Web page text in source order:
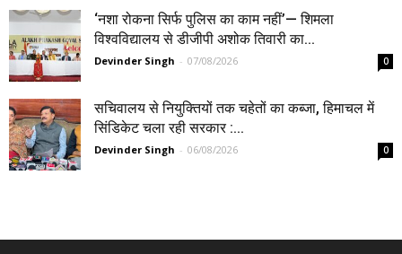
‘नशा रोकना सिर्फ पुलिस का काम नहीं’— शिमला
विश्वविद्यालय से डीजीपी अशोक तिवारी का...
Devinder Singh - 07/08/2026 0
सचिवालय से नियुक्तियों तक चहेतों का कब्जा, हिमाचल में
सिंडिकेट चला रही सरकार :...
Devinder Singh - 06/08/2026 0